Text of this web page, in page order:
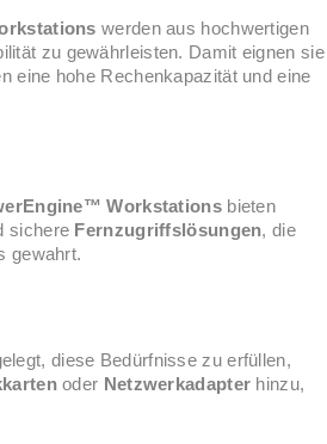
werden aus hochwertigen
zu gewährleisten. Damit eignen sie
eine hohe Rechenkapazität und eine
Workstationsbieten
sichere Fernzugriffslösungen, die
gewahrt.
diese Bedürfnisse zu erfüllen,
oder Netzwerkadapter hinzu,